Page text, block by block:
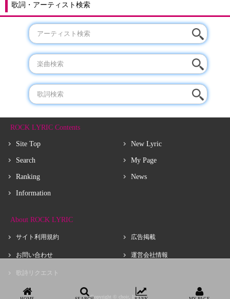
歌詞・アーティスト検索
ROCK LYRIC Contents
Site Top
Search
Ranking
Information
New Lyric
My Page
News
About ROCK LYRIC
サイト利用規約
お問い合わせ
歌詩リクエスト
広告掲載
運営会社情報
Copyright © choir, Inc.